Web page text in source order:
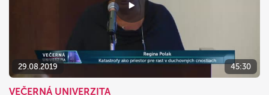
29.08.2019 45:30
VEČERNÁ UNIVERZITA